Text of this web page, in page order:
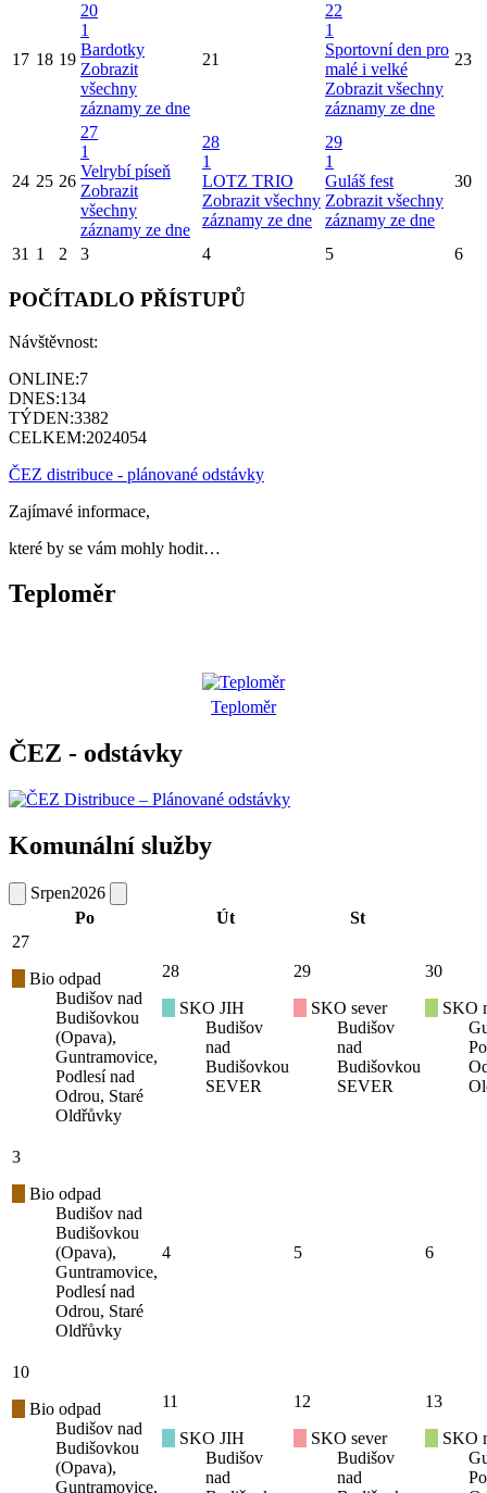
17 18 19
20
1
Bardotky
Zobrazit
všechny
záznamy ze dne
21
22
1
Sportovní den pro
malé i velké
Zobrazit všechny
záznamy ze dne
23
24 25 26
27
1
Velrybí píseň
Zobrazit
všechny
záznamy ze dne
28
1
LOTZ TRIO
Zobrazit všechny
záznamy ze dne
29
1
Guláš fest
Zobrazit všechny
záznamy ze dne
30
31 1 2 3 4 5 6
POČÍTADLO PŘÍSTUPŮ
Návštěvnost:
ONLINE:7
DNES:134
TÝDEN:3382
CELKEM:2024054
ČEZ distribuce - plánované odstávky
Zajímavé informace,
které by se vám mohly hodit…
Teploměr
Teploměr
ČEZ - odstávky
Komunální služby
Srpen2026
Po
Út
St
27
Bio odpad
Budišov nad
Budišovkou
(Opava),
Guntramovice,
Podlesí nad
Odrou, Staré
Oldřůvky
28
SKO JIH
Budišov
nad
Budišovkou
SEVER
29
SKO sever
Budišov
nad
Budišovkou
SEVER
30
SKO
3
Bio odpad
Budišov nad
Budišovkou
(Opava),
Guntramovice,
Podlesí nad
Odrou, Staré
Oldřůvky
4 5 6
10
Bio odpad
Budišov nad
Budišovkou
(Opava),
Guntramovice,
11
SKO JIH
Budišov
nad
12
SKO sever
Budišov
nad
13
SKO